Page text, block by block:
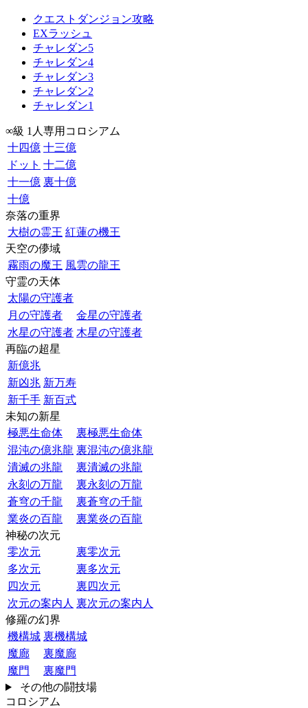
クエストダンジョン攻略
EXラッシュ
チャレダン5
チャレダン4
チャレダン3
チャレダン2
チャレダン1
∞級 1人専用コロシアム
十四億 十三億
ドット 十二億
十一億 裏十億
十億
奈落の重界
大樹の霊王 紅蓮の機王
天空の儚域
霧雨の魔王 風雲の龍王
守霊の天体
太陽の守護者
月の守護者
金星の守護者
水星の守護者 木星の守護者
再臨の超星
新億兆
新凶兆 新万寿
新千手 新百式
未知の新星
極悪生命体
裏極悪生命体
混沌の億兆龍 裏混沌の億兆龍
潰滅の兆龍
裏潰滅の兆龍
永刻の万龍
裏永刻の万龍
蒼穹の千龍
裏蒼穹の千龍
業炎の百龍
裏業炎の百龍
神秘の次元
零次元
裏零次元
多次元
裏多次元
四次元
裏四次元
次元の案内人 裏次元の案内人
修羅の幻界
機構城 裏機構城
魔廊
裏魔廊
魔門
裏魔門
その他の闘技場
コロシアム